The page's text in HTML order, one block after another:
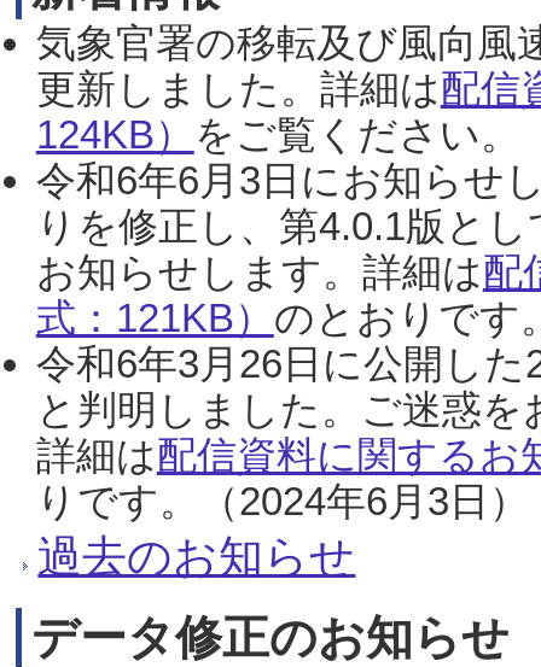
気象官署の移転及び風向風
更新しました。詳細は配信
124KB） をご覧ください。
令和6年6月3日にお知らせ
りを修正し、第4.0.1版と
お知らせします。詳細は配
式：121KB） のとおりです
令和6年3月26日に公開し
と判明しました。ご迷惑
詳細は配信資料に関するお
りです。（2024年6月3日）
過去のお知らせ
データ修正のお知らせ